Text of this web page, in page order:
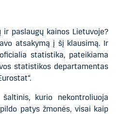
ir paslaugų kainos Lietuvoje?
atsakymą į šį klausimą. Ir
statistika, pateikiama
statistikos departamentas
kurio nekontroliuoja
patys žmonės, visai kaip